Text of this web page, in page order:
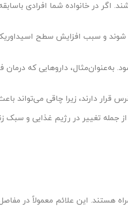
اگر در خانواده شما افرادی
و سبب افزایش سطح
داروهایی که
قرار دارند، زیرا چاقی می‌تواند
جمله تغییر در رژیم غذایی و سبک
این علائم معمولاً در مفاصل